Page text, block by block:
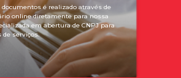
documentos é realizado através de
online diretamente para nossa
em abertura de CNPJ para
de serviços.